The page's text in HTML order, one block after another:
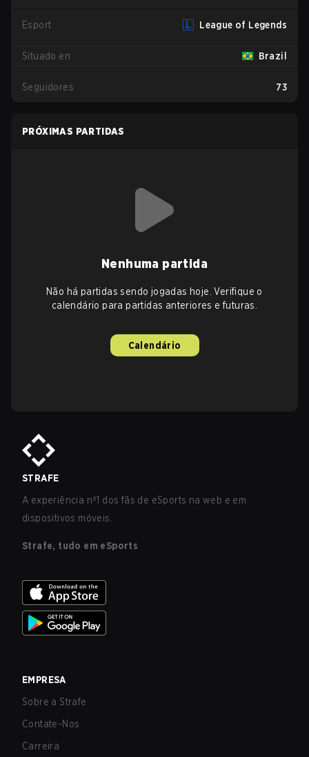
Esport League of Legends
Situado en Brazil
Seguidores 73
PRÓXIMAS PARTIDAS
Nenhuma partida
Não há partidas sendo jogadas hoje. Verifique o
calendário para partidas anteriores e futuras.
Calendário
STRAFE
A experiência nº1 dos fãs de eSports na web e em
dispositivos móveis.
Strafe, tudo em eSports
EMPRESA
Sobre a Strafe
Contate-Nos
Carreira